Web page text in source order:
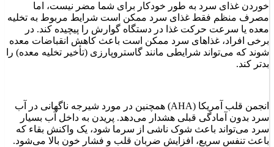
خوردن غذای سرد به طور خودکار برای شما مضر نیست، اما
مصرف منظم فقط غذای سرد ممکن است شرایط مربوط به تخلیه
معده یا سرعت حرکت غذا در دستگاه گوارش را پیچیده کند. در
برخی افراد، غذاهای سرد ممکن است باعث کاهش انقباضات معده
شوند که می‌تواند شرایطی مانند گاستروپارزی (تأخیر تخلیه معده) را
بدتر کند.
انجمن قلب آمریکا (AHA) همچنین در مورد شیرجه ناگهانی در آب
سرد بدون آمادگی قبلی هشدار می‌دهد. پریدن به داخل آب بسیار
سرد می‌تواند باعث شوک ناشی از سرما شود، یک واکنش بقاء که
باعث تنفس سریع، افزایش ضربان قلب و فشار خون بالا می‌شود.